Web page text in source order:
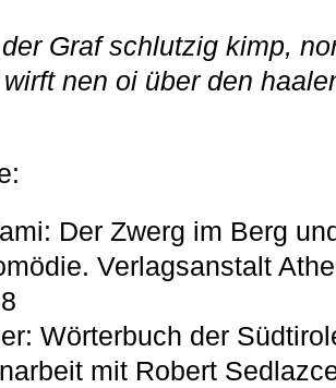
Graf schlutzig kimp,
nen oi über den
Der Zwerg im Berg
Verlagsanstalt
Wörterbuch der
mit Robert